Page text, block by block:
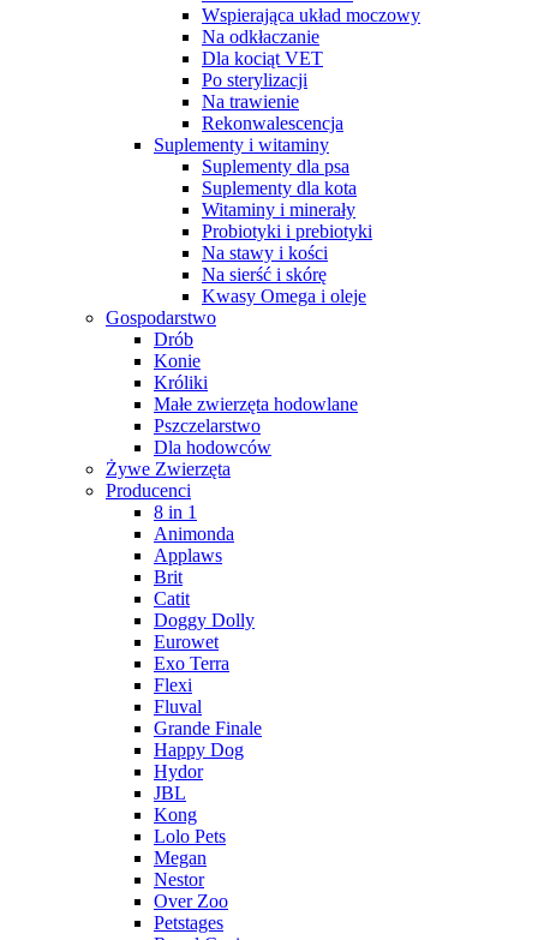
Wspierająca układ moczowy
Na odkłaczanie
Dla kociąt VET
Po sterylizacji
Na trawienie
Rekonwalescencja
Suplementy i witaminy
Suplementy dla psa
Suplementy dla kota
Witaminy i minerały
Probiotyki i prebiotyki
Na stawy i kości
Na sierść i skórę
Kwasy Omega i oleje
Gospodarstwo
Drób
Konie
Króliki
Małe zwierzęta hodowlane
Pszczelarstwo
Dla hodowców
Żywe Zwierzęta
Producenci
8 in 1
Animonda
Applaws
Brit
Catit
Doggy Dolly
Eurowet
Exo Terra
Flexi
Fluval
Grande Finale
Happy Dog
Hydor
JBL
Kong
Lolo Pets
Megan
Nestor
Over Zoo
Petstages